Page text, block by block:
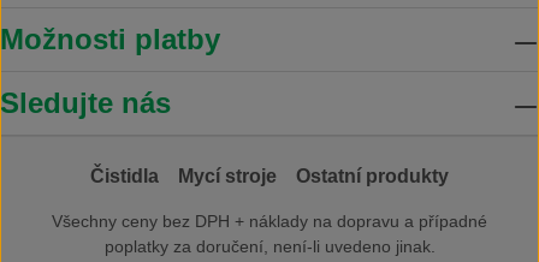
Možnosti platby
Sledujte nás
Čistidla Mycí stroje Ostatní produkty
Všechny ceny bez DPH + náklady na dopravu a případné
poplatky za doručení, není-li uvedeno jinak.